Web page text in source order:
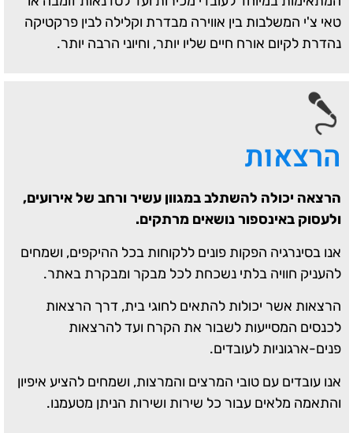
טאי צ'י המשלבות בין אווירה מבדרת וקלילה לבין פרקטיקה
נהדרת לקיום אורח חיים שליו יותר, וחיוני הרבה יותר.
הרצאות
הרצאה יכולה להשתלב במגוון עשיר ורחב של אירועים,
ולעסוק באינספור נושאים מרתקים.
אנו בסינרגיה הפקות פונים ללקוחות בכל ההיקפים, ושמחים
להעניק חוויה בלתי נשכחת לכל מבקר ומבקרת באתר.
הרצאות אשר יכולות להתאים לחוגי בית, דרך הרצאות
לכנסים המסייעות לשבור את הקרח ועד להרצאות
פנים-ארגוניות לעובדים.
אנו עובדים עם טובי המרצים והמרצות, ושמחים להציע איפיון
והתאמה מלאים עבור כל שירות ושירות הניתן מטעמנו.